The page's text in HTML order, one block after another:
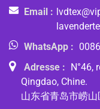
Email :
WhatsApp :
Adresse : N°46,
Qingdao, Chine.
山东省青岛市崂